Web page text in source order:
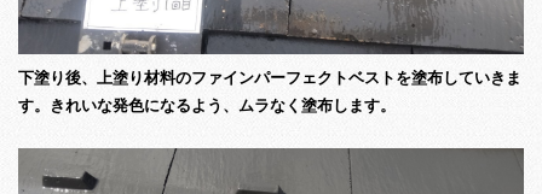
下塗り後、上塗り材料のファインパーフェクトベストを塗布していきま
す。きれいな発色になるよう、ムラなく塗布します。